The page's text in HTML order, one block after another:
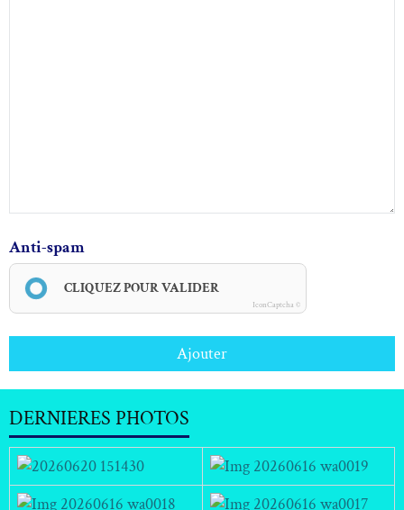
Anti-spam
CLIQUEZ POUR VALIDER
IconCaptcha ©
Ajouter
DERNIERES PHOTOS